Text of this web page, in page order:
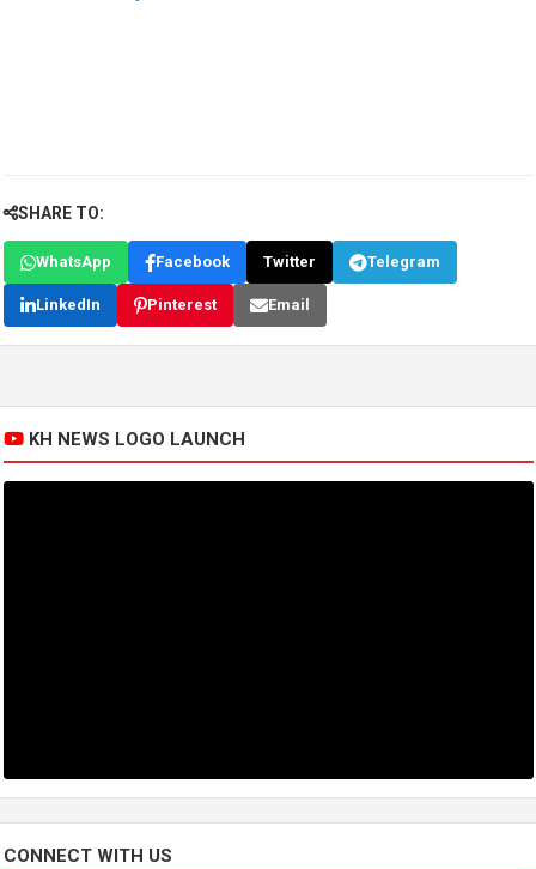
SHARE TO:
WhatsApp Facebook Twitter Telegram
LinkedIn Pinterest Email
KH NEWS LOGO LAUNCH
CONNECT WITH US